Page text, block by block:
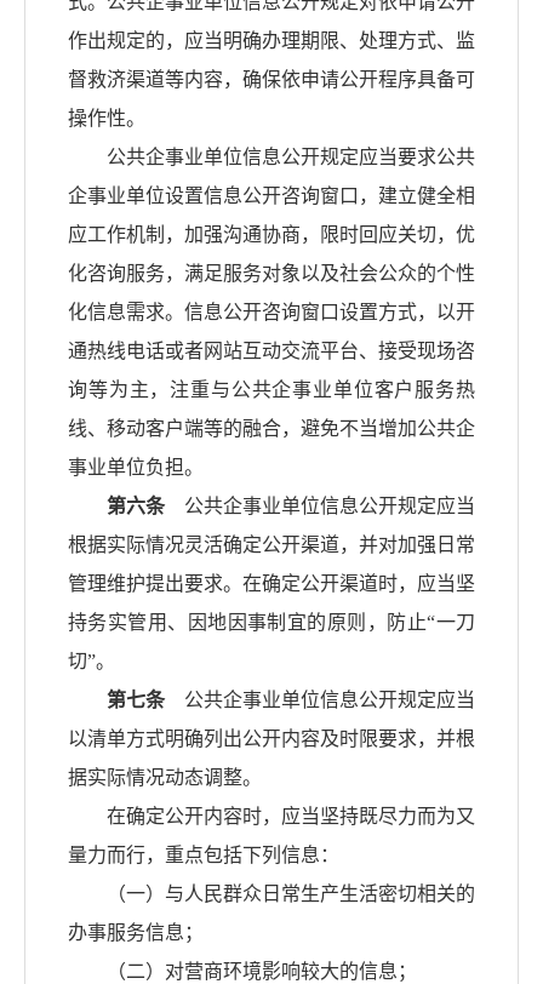
作出规定的，应当明确办理期限、处理方式、监
督救济渠道等内容，确保依申请公开程序具备可
操作性。
公共企事业单位信息公开规定应当要求公共
企事业单位设置信息公开咨询窗口，建立健全相
应工作机制，加强沟通协商，限时回应关切，优
化咨询服务，满足服务对象以及社会公众的个性
化信息需求。信息公开咨询窗口设置方式，以开
通热线电话或者网站互动交流平台、接受现场咨
询等为主，注重与公共企事业单位客户服务热
线、移动客户端等的融合，避免不当增加公共企
事业单位负担。
第六条公共企事业单位信息公开规定应当
根据实际情况灵活确定公开渠道，并对加强日常
管理维护提出要求。在确定公开渠道时，应当坚
持务实管用、因地因事制宜的原则，防止“一刀
切”。
第七条公共企事业单位信息公开规定应当
以清单方式明确列出公开内容及时限要求，并根
据实际情况动态调整。
在确定公开内容时，应当坚持既尽力而为又
量力而行，重点包括下列信息：
（一）与人民群众日常生产生活密切相关的
办事服务信息；
（二）对营商环境影响较大的信息；